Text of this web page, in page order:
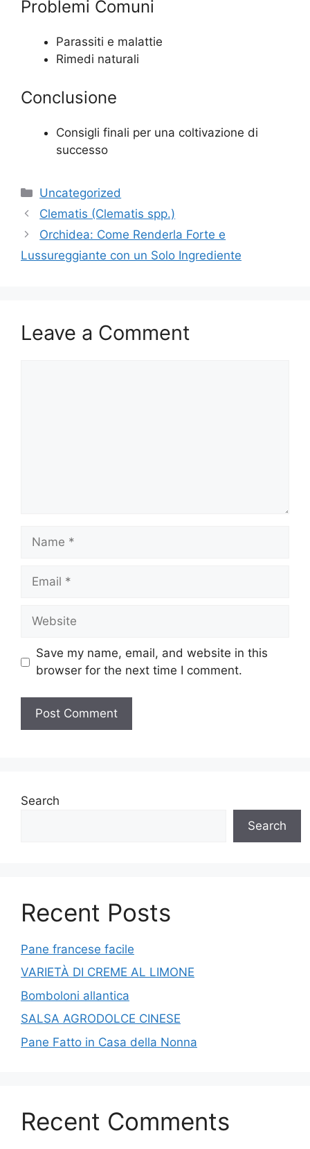
Problemi Comuni
Parassiti e malattie
Rimedi naturali
Conclusione
Consigli finali per una coltivazione di
successo
Categories
Uncategorized
Clematis (Clematis spp.)
Orchidea: Come Renderla Forte e
Lussureggiante con un Solo Ingrediente
Leave a Comment
Name
Email
Website
Save my name, email, and website in this
browser for the next time I comment.
Search
Search
Recent Posts
Pane francese facile
VARIETÀ DI CREME AL LIMONE
Bomboloni allantica
SALSA AGRODOLCE CINESE
Pane Fatto in Casa della Nonna
Recent Comments